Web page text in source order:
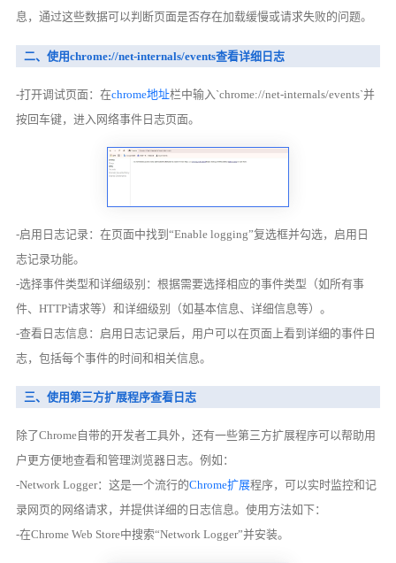
息，通过这些数据可以判断页面是否存在加载缓慢或请求失败的问题。
二、使用chrome://net-internals/events查看详细日志
-打开调试页面：在chrome地址栏中输入`chrome://net-internals/events`并
按回车键，进入网络事件日志页面。
-启用日志记录：在页面中找到“Enable logging”复选框并勾选，启用日
志记录功能。
-选择事件类型和详细级别：根据需要选择相应的事件类型（如所有事
件、HTTP请求等）和详细级别（如基本信息、详细信息等）。
-查看日志信息：启用日志记录后，用户可以在页面上看到详细的事件日
志，包括每个事件的时间和相关信息。
三、使用第三方扩展程序查看日志
除了Chrome自带的开发者工具外，还有一些第三方扩展程序可以帮助用
户更方便地查看和管理浏览器日志。例如：
-Network Logger：这是一个流行的Chrome扩展程序，可以实时监控和记
录网页的网络请求，并提供详细的日志信息。使用方法如下：
-在Chrome Web Store中搜索“Network Logger”并安装。